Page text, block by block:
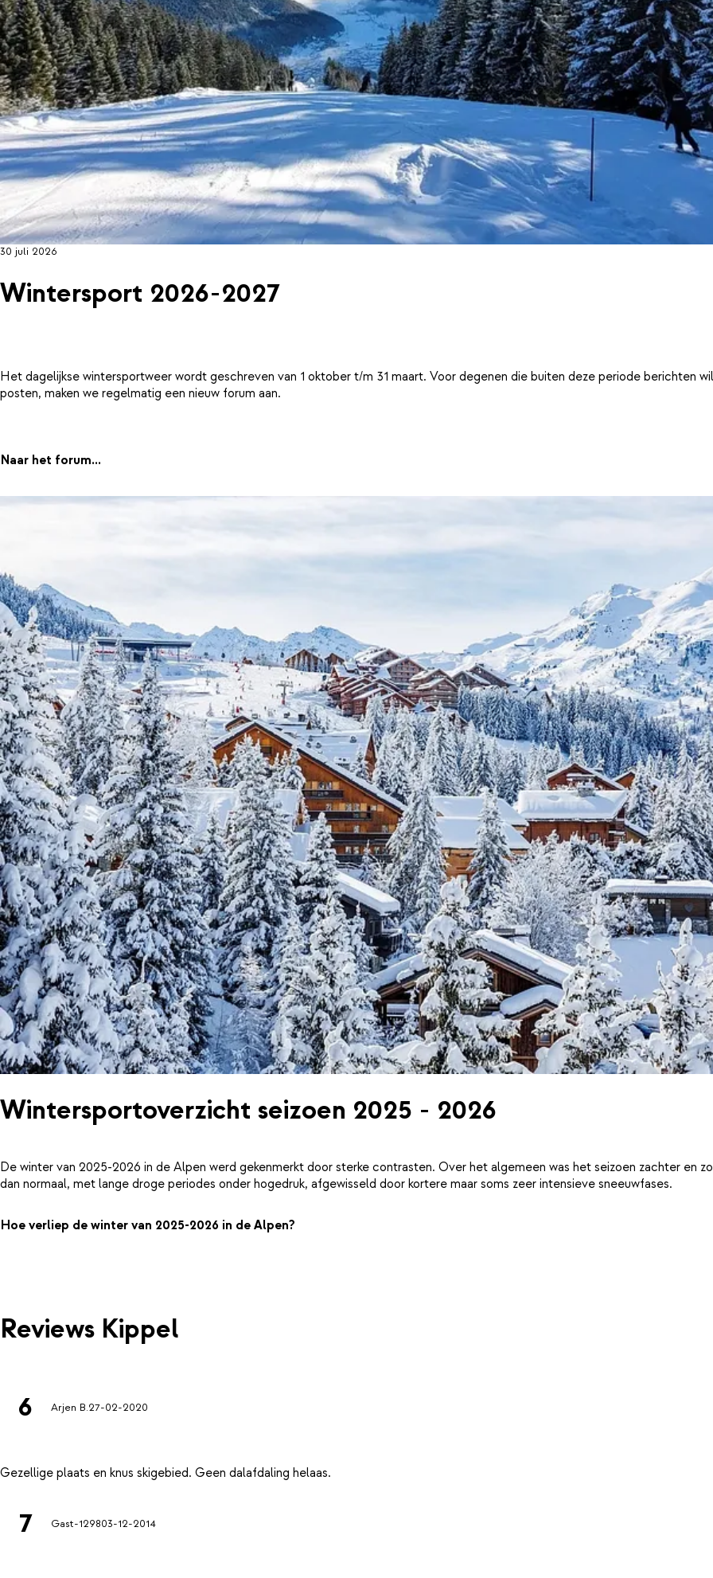
30 juli 2026
Wintersport 2026-2027
Het dagelijkse wintersportweer wordt geschreven van 1 oktober t/m 31 maart. Voor degenen die buiten deze periode berichten
posten, maken we regelmatig een nieuw forum aan.
Naar het forum...
Wintersportoverzicht seizoen 2025 - 2026
De winter van 2025-2026 in de Alpen werd gekenmerkt door sterke contrasten. Over het algemeen was het seizoen zachter en
dan normaal, met lange droge periodes onder hogedruk, afgewisseld door kortere maar soms zeer intensieve sneeuwfases.
Hoe verliep de winter van 2025-2026 in de Alpen?
Reviews Kippel
6 Arjen B.27-02-2020
7 Gast-129803-12-2014